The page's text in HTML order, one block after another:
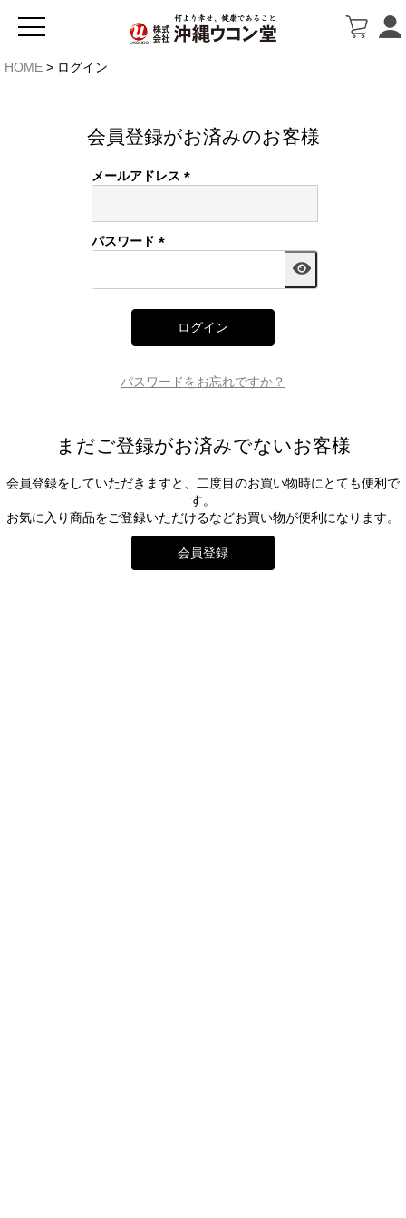
HOME ログイン
会員登録がお済みのお客様
メールアドレス
パスワード
ログイン
パスワードをお忘れですか？
まだご登録がお済みでないお客様
会員登録をしていただきますと、二度目のお買い物時にとても便利で
す。
お気に入り商品をご登録いただけるなどお買い物が便利になります。
会員登録